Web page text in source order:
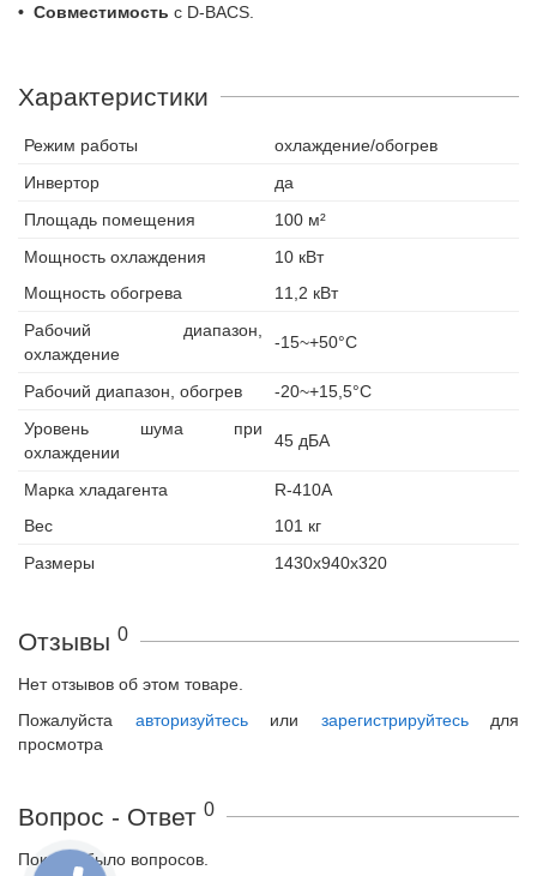
• Совместимость с D-BACS.
Характеристики
Режим работы
охлаждение/обогрев
Инвертор
да
Площадь помещения
100 м²
Мощность охлаждения
10 кВт
Мощность обогрева
11,2 кВт
Рабочий диапазон,
охлаждение
-15~+50°С
Рабочий диапазон, обогрев
-20~+15,5°С
Уровень шума при
охлаждении
45 дБА
Марка хладагента
R-410A
Вес
101 кг
Размеры
1430x940x320
Отзывы 0
Нет отзывов об этом товаре.
Пожалуйста авторизуйтесьили зарегистрируйтесьдля
просмотра
Вопрос - Ответ 0
Пока не было вопросов.